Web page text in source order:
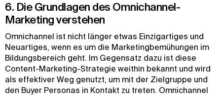
6. Die Grundlagen des Omnichannel-
Marketing verstehen
Omnichannel ist nicht länger etwas Einzigartiges und
Neuartiges, wenn es um die Marketingbemühungen im
Bildungsbereich geht. Im Gegensatz dazu ist diese
Content-Marketing-Strategie weithin bekannt und wird
als effektiver Weg genutzt, um mit der Zielgruppe und
den Buyer Personas in Kontakt zu treten. Omnichannel